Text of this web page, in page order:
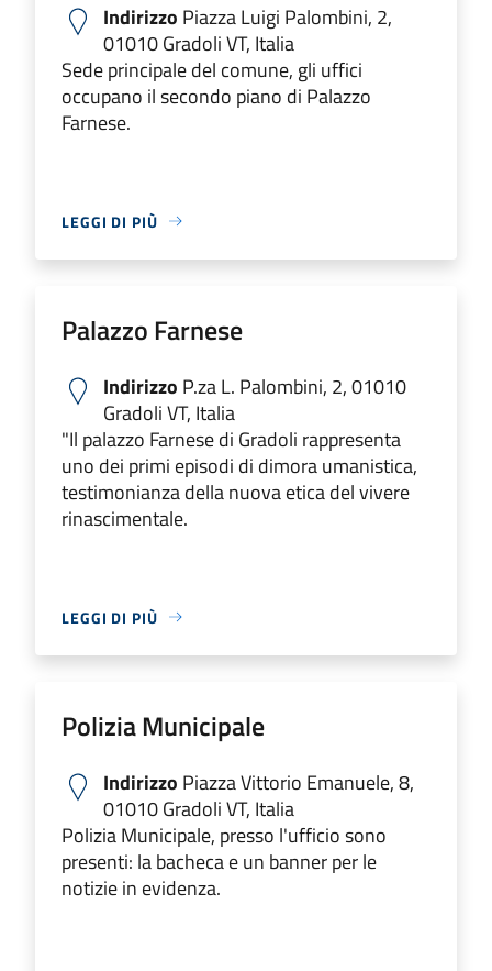
Indirizzo Piazza Luigi Palombini, 2,
01010 Gradoli VT, Italia
Sede principale del comune, gli uffici
occupano il secondo piano di Palazzo
Farnese.
LEGGI DI PIÙ
Palazzo Farnese
Indirizzo P.za L. Palombini, 2, 01010
Gradoli VT, Italia
"Il palazzo Farnese di Gradoli rappresenta
uno dei primi episodi di dimora umanistica,
testimonianza della nuova etica del vivere
rinascimentale.
LEGGI DI PIÙ
Polizia Municipale
Indirizzo Piazza Vittorio Emanuele, 8,
01010 Gradoli VT, Italia
Polizia Municipale, presso l'ufficio sono
presenti: la bacheca e un banner per le
notizie in evidenza.